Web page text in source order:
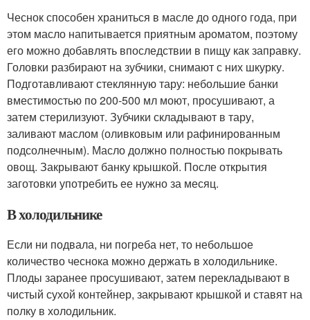
Чеснок способен храниться в масле до одного года, при
этом масло напитывается приятным ароматом, поэтому
его можно добавлять впоследствии в пищу как заправку.
Головки разбирают на зубчики, снимают с них шкурку.
Подготавливают стеклянную тару: небольшие банки
вместимостью по 200-500 мл моют, просушивают, а
затем стерилизуют. Зубчики складывают в тару,
заливают маслом (оливковым или рафинированным
подсолнечным). Масло должно полностью покрывать
овощ. Закрывают банку крышкой. После открытия
заготовки употребить ее нужно за месяц.
В холодильнике
Если ни подвала, ни погреба нет, то небольшое
количество чеснока можно держать в холодильнике.
Плоды заранее просушивают, затем перекладывают в
чистый сухой контейнер, закрывают крышкой и ставят на
полку в холодильник.